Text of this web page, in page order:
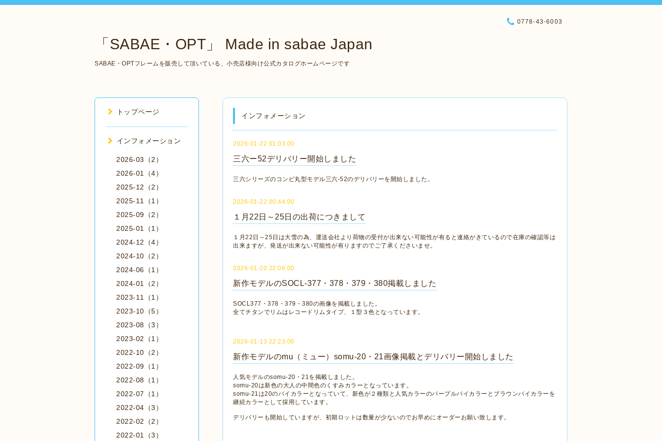
「SABAE・OPT」 Made in sabae Japan
SABAE・OPTフレームを販売して頂いている、小売店様向け公式カタログホームページです
0778-43-6003
インフォメーション
2026-01-22 01:03:00
三六ー52デリバリー開始しました
三六シリーズのコンビ丸型モデル三六-52のデリバリーを開始しました。
2026-01-22 00:44:00
１月22日～25日の出荷につきまして
１月22日～25日は大雪の為、運送会社より荷物の受付が出来ない可能性が有ると連絡がきているので在庫の確認等は
出来ますが、発送が出来ない可能性が有りますのでご了承くださいませ。
2026-01-20 22:06:00
新作モデルのSOCL-377・378・379・380掲載しました
SOCL377・378・379・380の画像を掲載しました。
全てチタンでリムはレコードリムタイプ、１型３色となっています。
2026-01-13 22:23:00
新作モデルのmu（ミュー）somu-20・21画像掲載とデリバリー開始しました
人気モデルのsomu-20・21を掲載しました。
somu-20は新色の大人の中間色のくすみカラーとなっています。
somu-21は20のバイカラーとなっていて、新色が２種類と人気カラーのパープルバイカラーとブラウンバイカラーを
継続カラーとして採用しています。
デリバリーも開始していますが、初期ロットは数量が少ないのでお早めにオーダーお願い致します。
トップページ
インフォメーション
2026-03（2）
2026-01（4）
2025-12（2）
2025-11（1）
2025-09（2）
2025-01（1）
2024-12（4）
2024-10（2）
2024-06（1）
2024-01（2）
2023-11（1）
2023-10（5）
2023-08（3）
2023-02（1）
2022-10（2）
2022-09（1）
2022-08（1）
2022-07（1）
2022-04（3）
2022-02（2）
2022-01（3）